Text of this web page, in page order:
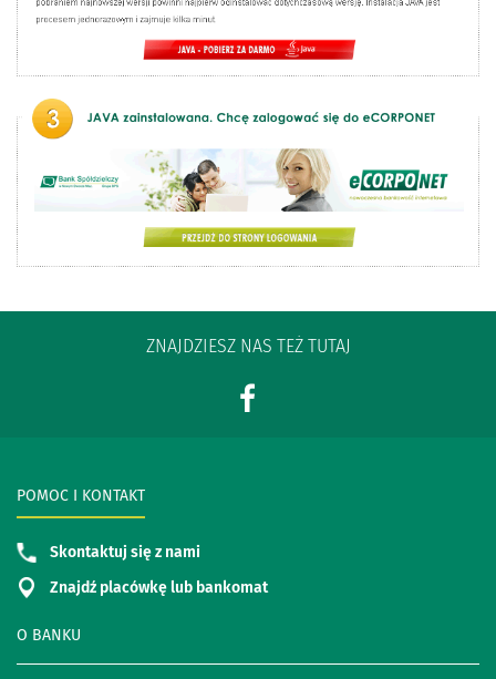
ZNAJDZIESZ NAS TEŻ TUTAJ
O BANKU
POMOC I KONTAKT
Skontaktuj się z nami
Znajdź placówkę lub bankomat